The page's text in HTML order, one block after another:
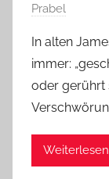
Prabel
In alten
immer:
oder gerührt
Weiterlesen